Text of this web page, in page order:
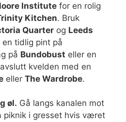
Institute for en rolig
Kitchen. Bruk
Quarter og Leeds
en tidlig pint på
på Bundobust eller en
kvelden med en
eller The Wardrobe.
øl. Gå langs kanalen mot
piknik i gresset hvis været